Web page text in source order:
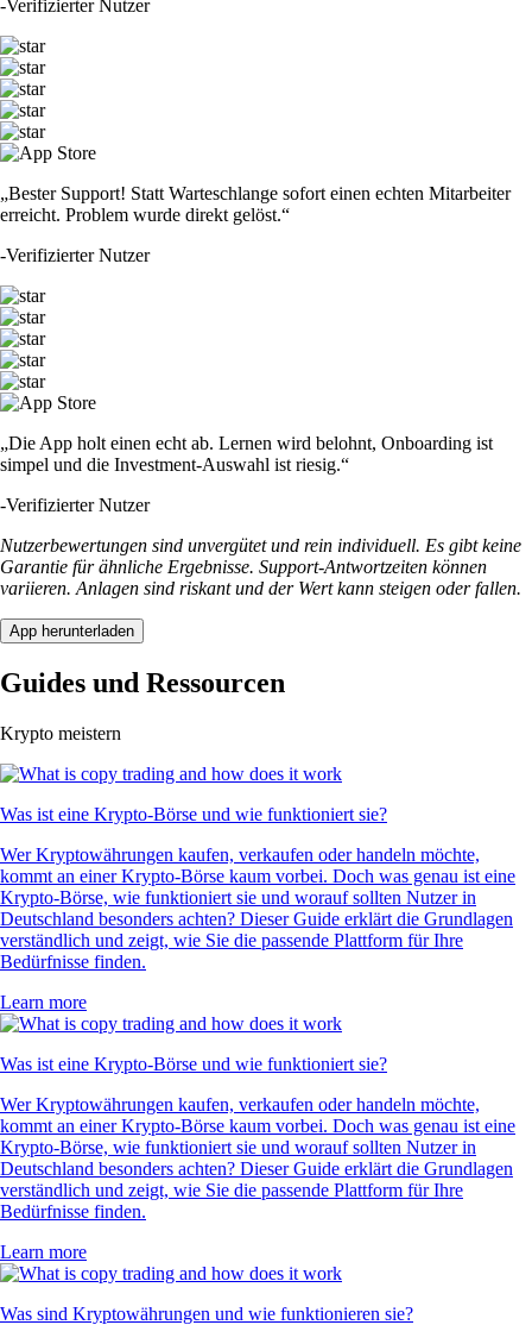
-Verifizierter Nutzer
„Bester Support! Statt Warteschlange sofort einen echten Mitarbeiter
erreicht. Problem wurde direkt gelöst.“
-Verifizierter Nutzer
„Die App holt einen echt ab. Lernen wird belohnt, Onboarding ist
simpel und die Investment-Auswahl ist riesig.“
-Verifizierter Nutzer
Nutzerbewertungen sind unvergütet und rein individuell. Es gibt keine
Garantie für ähnliche Ergebnisse. Support-Antwortzeiten können
variieren. Anlagen sind riskant und der Wert kann steigen oder fallen.
App herunterladen
Guides und Ressourcen
Krypto meistern
Was ist eine Krypto-Börse und wie funktioniert sie?
Wer Kryptowährungen kaufen, verkaufen oder handeln möchte,
kommt an einer Krypto-Börse kaum vorbei. Doch was genau ist eine
Krypto-Börse, wie funktioniert sie und worauf sollten Nutzer in
Deutschland besonders achten? Dieser Guide erklärt die Grundlagen
verständlich und zeigt, wie Sie die passende Plattform für Ihre
Bedürfnisse finden.
Learn more
Was ist eine Krypto-Börse und wie funktioniert sie?
Wer Kryptowährungen kaufen, verkaufen oder handeln möchte,
kommt an einer Krypto-Börse kaum vorbei. Doch was genau ist eine
Krypto-Börse, wie funktioniert sie und worauf sollten Nutzer in
Deutschland besonders achten? Dieser Guide erklärt die Grundlagen
verständlich und zeigt, wie Sie die passende Plattform für Ihre
Bedürfnisse finden.
Learn more
Was sind Kryptowährungen und wie funktionieren sie?